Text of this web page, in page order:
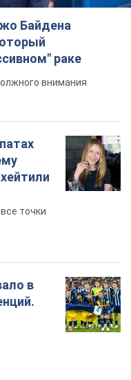
Байдена
раке
внимания
точки
в